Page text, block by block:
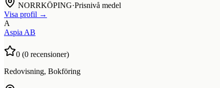
NORRKÖPING·Prisnivå medel
Visa profil →
A
Aspia AB
0 (0 recensioner)
Redovisning, Bokföring